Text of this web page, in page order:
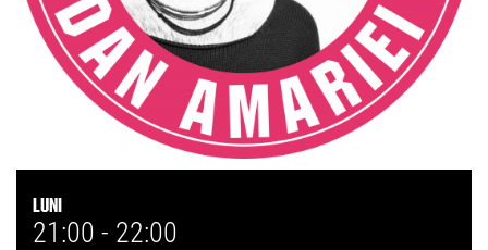
Luni
21:00 - 22:00